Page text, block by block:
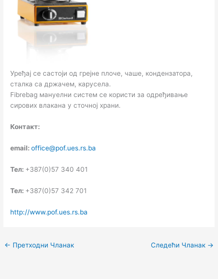
Уређај се састоји од грејне плоче, чаше, кондензатора,
сталка са држачем, карусела.
Fibrebag мануелни систем се користи за одређивање
сирових влакана у сточној храни.
Контакт:
еmail:office@pof.ues.rs.ba
Тел: +387(0)57 340 401
Тел: +387(0)57 342 701
http://www.pof.ues.rs.ba
← Претходни Чланак Следећи Чланак →